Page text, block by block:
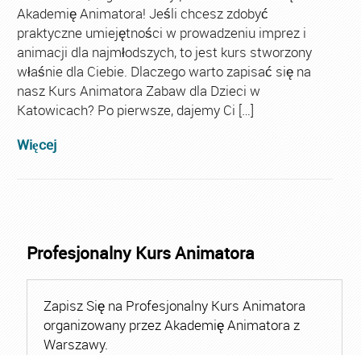
Akademię Animatora! Jeśli chcesz zdobyć
praktyczne umiejętności w prowadzeniu imprez i
animacji dla najmłodszych, to jest kurs stworzony
właśnie dla Ciebie. Dlaczego warto zapisać się na
nasz Kurs Animatora Zabaw dla Dzieci w
Katowicach? Po pierwsze, dajemy Ci […]
Więcej
Profesjonalny Kurs Animatora
Zapisz Się na Profesjonalny Kurs Animatora
organizowany przez Akademię Animatora z
Warszawy.